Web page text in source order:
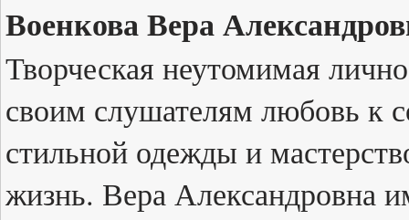
Военкова Вера
Творческая неутомимая
своим слушателям любовь к
стильной одежды и
жизнь. Вера Александровна